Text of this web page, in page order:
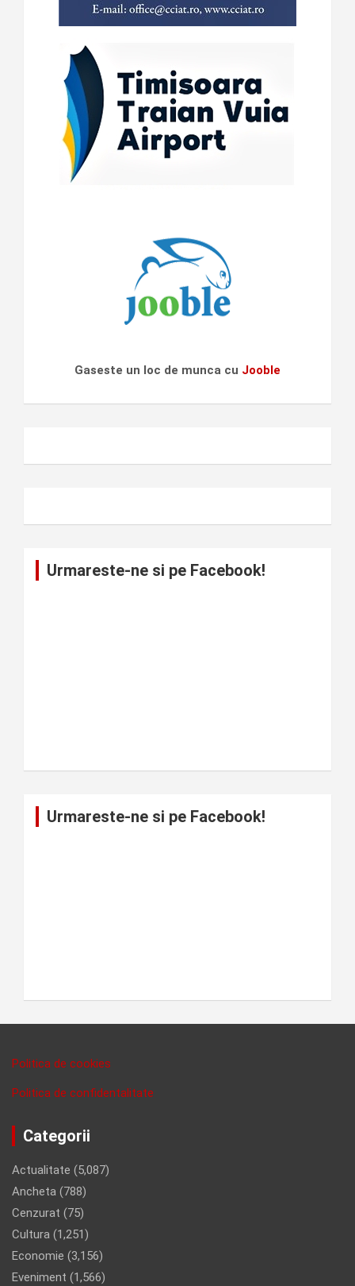
Gaseste un loc de munca cu Jooble
Urmareste-ne si pe Facebook!
Urmareste-ne si pe Facebook!
Politica de cookies
Politica de confidentalitate
Categorii
Actualitate (5,087)
Ancheta (788)
Cenzurat (75)
Cultura (1,251)
Economie (3,156)
Eveniment (1,566)